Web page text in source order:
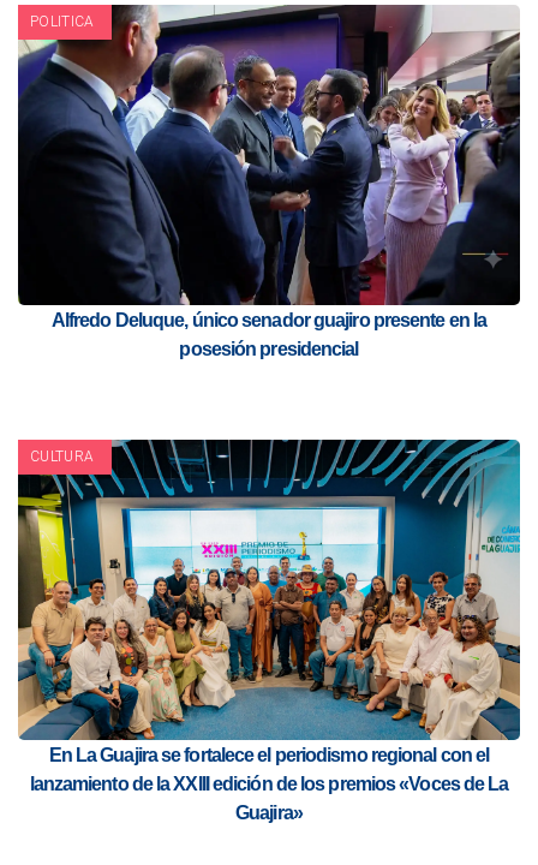
POLITICA
Alfredo Deluque, único senador guajiro presente en la
posesión presidencial
CULTURA
En La Guajira se fortalece el periodismo regional con el
lanzamiento de la XXIII edición de los premios «Voces de La
Guajira»